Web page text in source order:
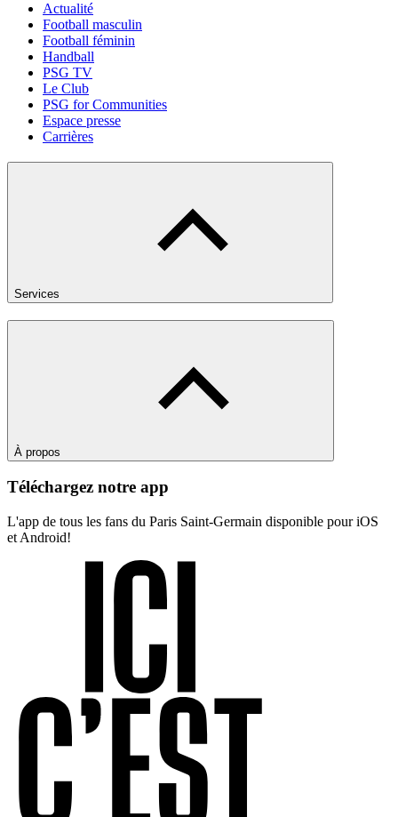
Actualité
Football masculin
Football féminin
Handball
PSG TV
Le Club
PSG for Communities
Espace presse
Carrières
Services
À propos
Téléchargez notre app
L'app de tous les fans du Paris Saint-Germain disponible pour iOS
et Android!